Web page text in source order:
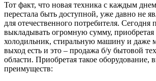
Тот факт, что новая техника с каждым
перестала быть доступной, уже давно не
для отечественного потребителя. Сегодня
выкладывать огромную сумму, приобретая
холодильник, стиральную машину и даже
выход есть и это – продажа б/у бытовой
области. Приобретая такое оборудование,
преимуществ: